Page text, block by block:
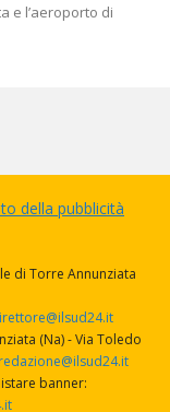
e l’aeroporto di
della pubblicità
di Torre Annunziata
(Na) - Via Toledo
redazione@ilsud24.it
banner: